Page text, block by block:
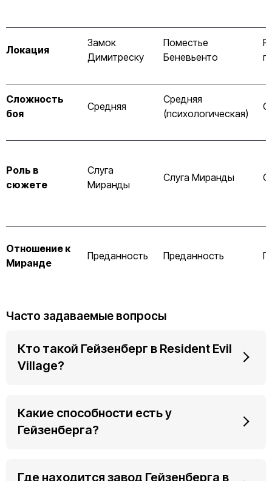
Локация
Замок
Димитреску
Поместье
Беневьенто
Сложность
боя
Средняя
Средняя
(психологическая)
Роль в
сюжете
Слуга
Миранды
Слуга Миранды
Отношение к
Миранде
Преданность Преданность
Часто задаваемые вопросы
Кто такой Гейзенберг в Resident Evil
Village?
Какие способности есть у
Гейзенберга?
Где находится завод Гейзенберга в